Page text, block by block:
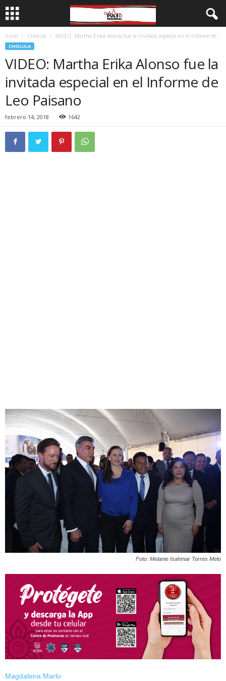
Inicio Cholula VIDEO: Martha Erika Alonso fue la invitada especial en el Informe de...
CHOLULA
VIDEO: Martha Erika Alonso fue la
invitada especial en el Informe de
Leo Paisano
febrero 14, 2018 1642
Foto: Melanie Isahmar Torres Melo
Magdalena Marlo